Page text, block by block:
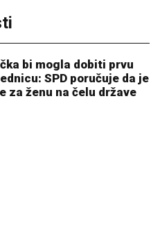
bi mogla dobiti prvu
SPD poručuje da je
za ženu na čelu države